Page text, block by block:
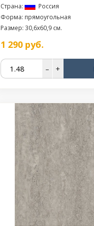
Страна:
Россия
Форма: прямоугольная
Размер: 30,6x60,9 см.
1 290руб.
– +